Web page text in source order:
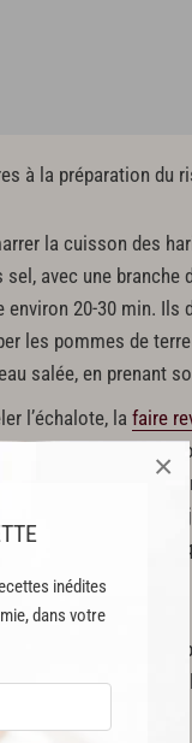
inédites
dans votre
×
à la préparation du
la cuisson des
sel, avec une branche
environ 20-30 min. Ils
les pommes de
salée, en prenant
l’échalote, la faire
d’huile d’olive, sans
la bière 3 fois.
l’opération.
du riz. Une fois le
avec un peu de
moules de leur